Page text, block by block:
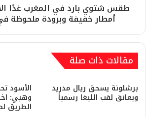
أمطار خفيفة وبرودة ملحوظة
مقالات ذات صلة
برشلونة يسحق ريال مدريد
ويعانق لقب الليغا رسمياً
​الأسود
وهبي:
الطريق